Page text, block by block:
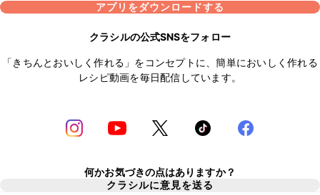
アプリをダウンロードする
クラシルの公式SNSをフォロー
「きちんとおいしく作れる」をコンセプトに、簡単においしく作れる
レシピ動画を毎日配信しています。
何かお気づきの点はありますか？
クラシルに意見を送る